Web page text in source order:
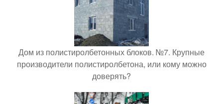
Дом из полистиролбетонных блоков. №7. Крупные
производители полистиролбетона, или кому можно
доверять?